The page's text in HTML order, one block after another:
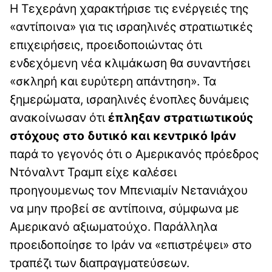
Η Τεχεράνη χαρακτήρισε τις ενέργειές της
«αντίποινα» για τις ισραηλινές στρατιωτικές
επιχειρήσεις, προειδοποιώντας ότι
ενδεχόμενη νέα κλιμάκωση θα συναντήσει
«σκληρή και ευρύτερη απάντηση». Τα
ξημερώματα, ισραηλινές ένοπλες δυνάμεις
ανακοίνωσαν ότι έπληξαν στρατιωτικούς
στόχους στο δυτικό και κεντρικό Ιράν
παρά το γεγονός ότι ο Αμερικανός πρόεδρος
Ντόναλντ Τραμπ είχε καλέσει
προηγουμενως τον Μπενιαμίν Νετανιάχου
να μην προβεί σε αντίποινα, σύμφωνα με
Αμερικανό αξιωματούχο. Παράλληλα
προειδοποίησε το Ιράν να «επιστρέψει» στο
τραπέζι των διαπραγματεύσεων.